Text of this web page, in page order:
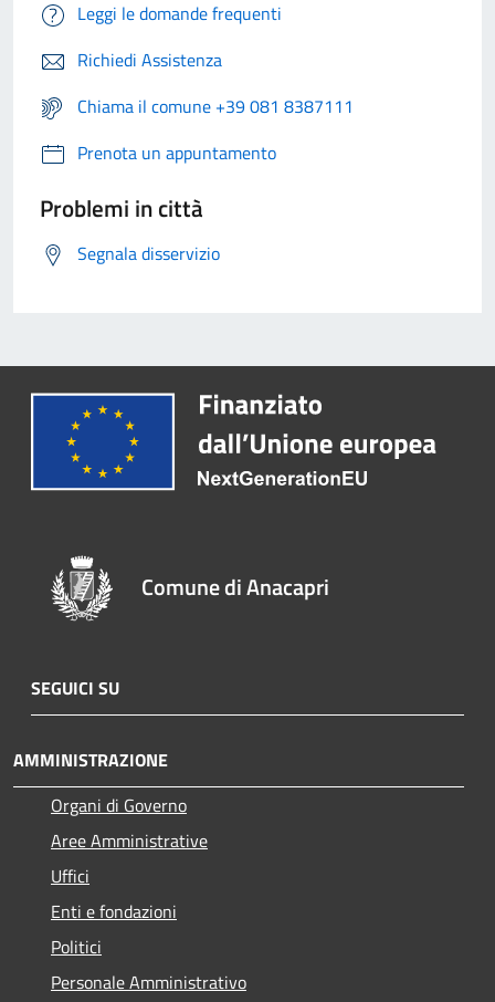
Leggi le domande frequenti
Richiedi Assistenza
Chiama il comune +39 081 8387111
Prenota un appuntamento
Problemi in città
Segnala disservizio
Comune di Anacapri
SEGUICI SU
AMMINISTRAZIONE
Organi di Governo
Aree Amministrative
Uffici
Enti e fondazioni
Politici
Personale Amministrativo